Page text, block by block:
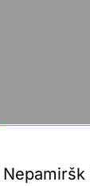
Nepamiršk